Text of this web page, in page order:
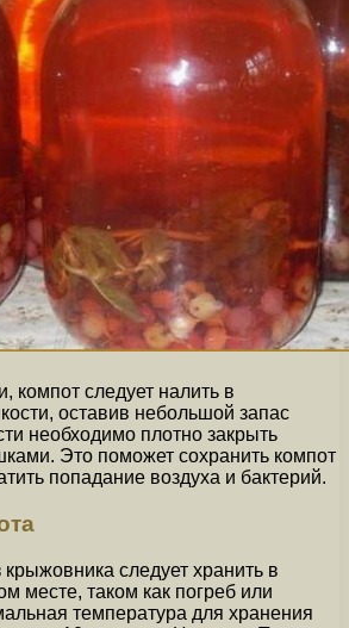
компот следует налить в
оставив небольшой запас
необходимо плотно закрыть
Это поможет сохранить компот
попадание воздуха и бактерий.
следует хранить в
месте, таком как погреб или
температура для хранения